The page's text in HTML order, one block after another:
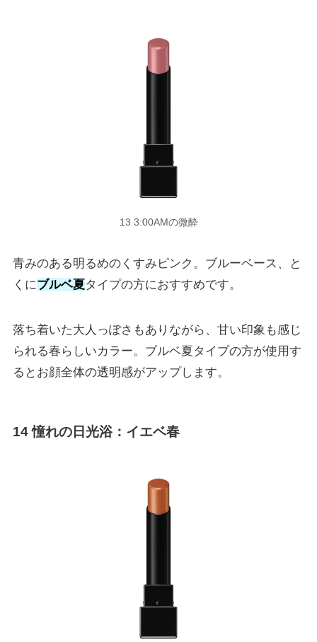
13 3:00AMの微酔
青みのある明るめのくすみピンク。ブルーベース、と
くにブルベ夏タイプの方におすすめです。
落ち着いた大人っぽさもありながら、甘い印象も感じ
られる春らしいカラー。ブルベ夏タイプの方が使用す
るとお顔全体の透明感がアップします。
14 憧れの日光浴：イエベ春